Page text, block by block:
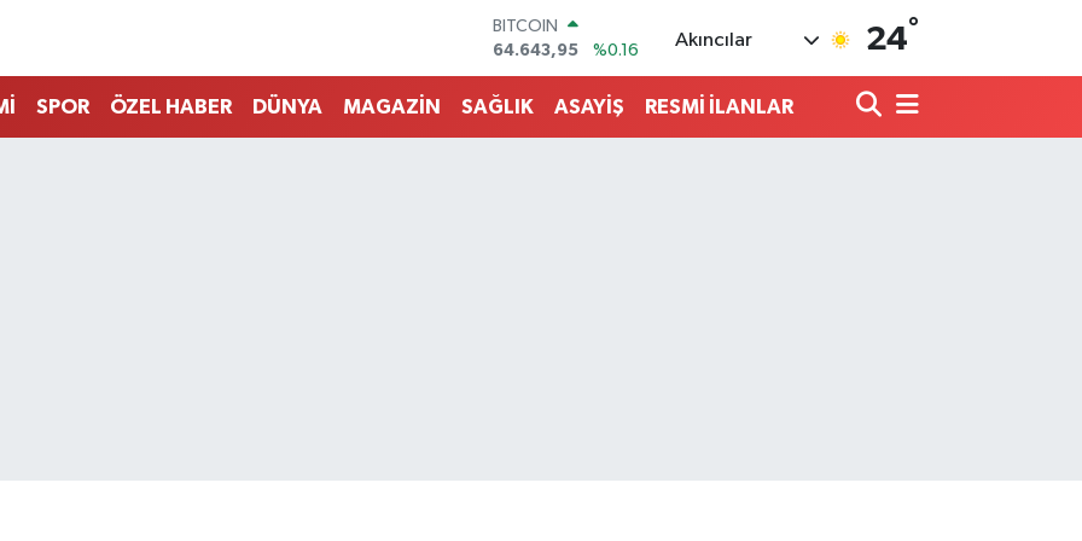
DOLAR
47,6006
%0.06
EURO
55,0250
%0.02
Akıncılar 24°
SPOR ÖZEL HABER DÜNYA MAGAZİN SAĞLIK ASAYİŞ RESMİ İLANLAR